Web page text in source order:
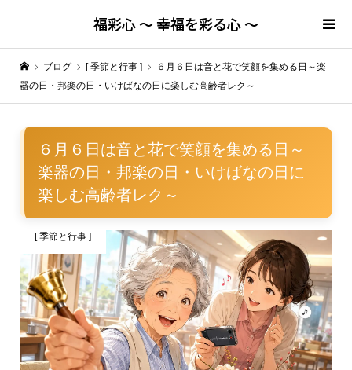
福彩心 ～ 幸福を彩る心 ～
ブログ [ 季節と行事 ]
６月６日は音と花で笑顔を集める日～楽
器の日・邦楽の日・いけばなの日に楽しむ高齢者レク～
６月６日は音と花で笑顔を集める日～
楽器の日・邦楽の日・いけばなの日に
楽しむ高齢者レク～
[ 季節と行事 ]